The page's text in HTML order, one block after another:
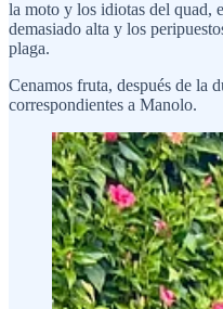
la moto y los idiotas del quad,
demasiado alta y los
plaga.
Cenamos fruta, después de la
correspondientes a Manolo.